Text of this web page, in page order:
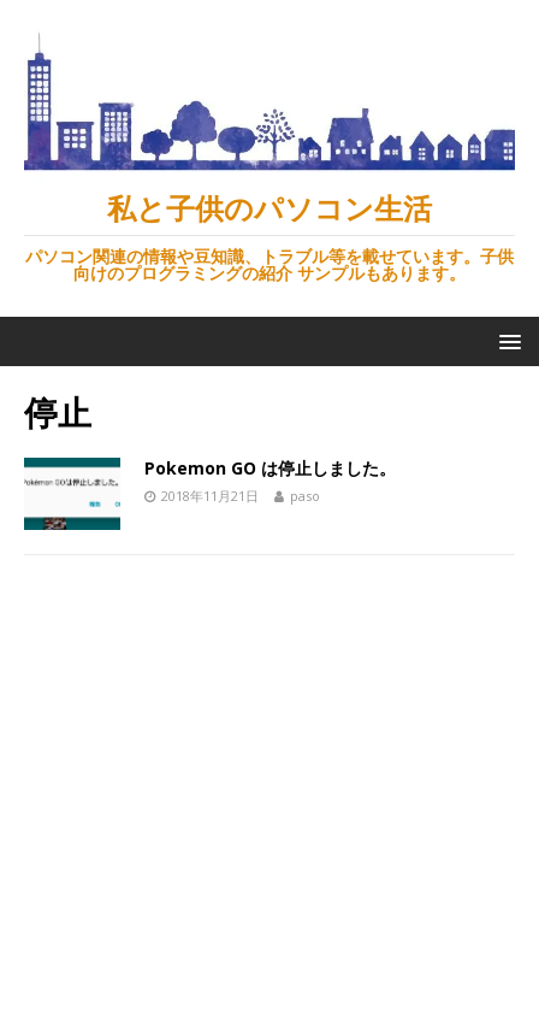
私と子供のパソコン生活
パソコン関連の情報や豆知識、トラブル等を載せています。子供
向けのプログラミングの紹介 サンプルもあります。
停止
Pokemon GO は停止しました。
2018年11月21日 paso